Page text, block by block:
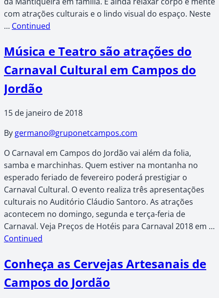
com atrações culturais e o lindo visual do espaço. Neste
… Continued
Música e Teatro são atrações do
Carnaval Cultural em Campos do
Jordão
15 de janeiro de 2018
Bygermano@gruponetcampos.com
O Carnaval em Campos do Jordão vai além da folia,
samba e marchinhas. Quem estiver na montanha no
esperado feriado de fevereiro poderá prestigiar o
Carnaval Cultural. O evento realiza três apresentações
culturais no Auditório Cláudio Santoro. As atrações
acontecem no domingo, segunda e terça-feria de
Carnaval. Veja Preços de Hotéis para Carnaval 2018 em …
Continued
Conheça as Cervejas Artesanais de
Campos do Jordão